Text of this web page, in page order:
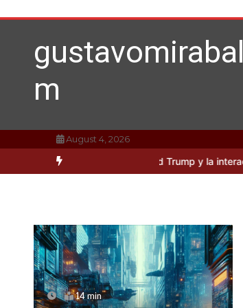
to
m
August 4, 2026
sobre Donald Trump y la interacción con la
14 min